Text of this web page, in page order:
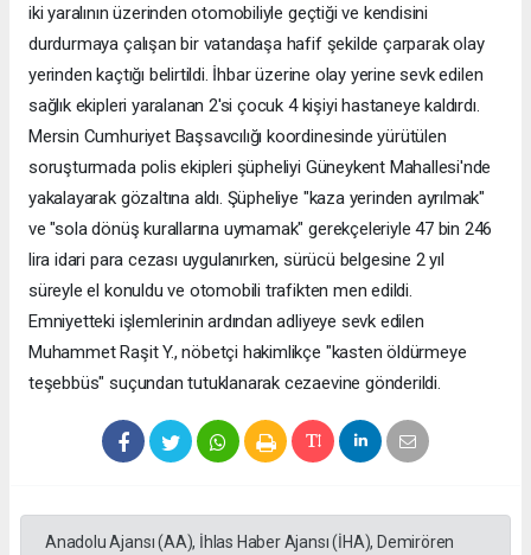
iki yaralının üzerinden otomobiliyle geçtiği ve kendisini
durdurmaya çalışan bir vatandaşa hafif şekilde çarparak olay
yerinden kaçtığı belirtildi. İhbar üzerine olay yerine sevk edilen
sağlık ekipleri yaralanan 2'si çocuk 4 kişiyi hastaneye kaldırdı.
Mersin Cumhuriyet Başsavcılığı koordinesinde yürütülen
soruşturmada polis ekipleri şüpheliyi Güneykent Mahallesi'nde
yakalayarak gözaltına aldı. Şüpheliye "kaza yerinden ayrılmak"
ve "sola dönüş kurallarına uymamak" gerekçeleriyle 47 bin 246
lira idari para cezası uygulanırken, sürücü belgesine 2 yıl
süreyle el konuldu ve otomobili trafikten men edildi.
Emniyetteki işlemlerinin ardından adliyeye sevk edilen
Muhammet Raşit Y., nöbetçi hakimlikçe "kasten öldürmeye
teşebbüs" suçundan tutuklanarak cezaevine gönderildi.
Anadolu Ajansı (AA), İhlas Haber Ajansı (İHA), Demirören